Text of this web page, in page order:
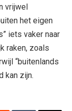
vrijwel
het eigen
iets vaker naar
raken, zoals
“buitenlands
kan zijn.